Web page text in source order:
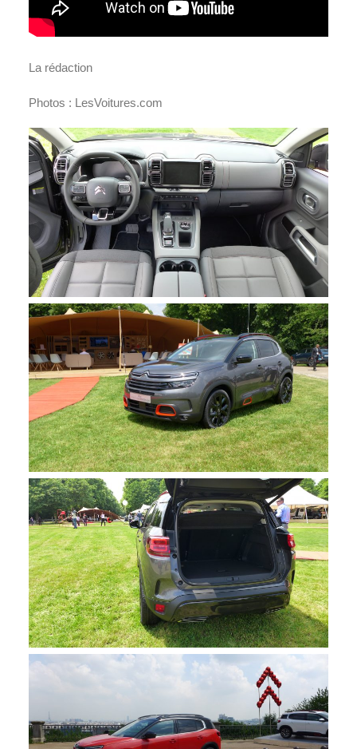
La rédaction
Photos : LesVoitures.com